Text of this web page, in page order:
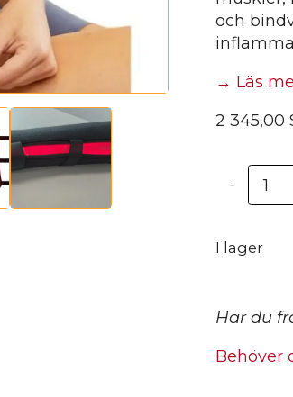
och
→ Läs
2 345,00
-
-
I lager
Har du
Behöver